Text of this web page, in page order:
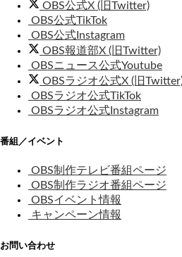
OBS公式X (旧Twitter)
OBS公式TikTok
OBS公式Instagram
OBS報道部X (旧Twitter)
OBSニュース公式Youtube
OBSラジオ公式X (旧
OBSラジオ公式TikTok
OBSラジオ公式Instagram
番組／イベント
OBS制作テレビ番組ページ
OBS制作ラジオ番組ページ
OBSイベント情報
キャンペーン情報
お問い合わせ